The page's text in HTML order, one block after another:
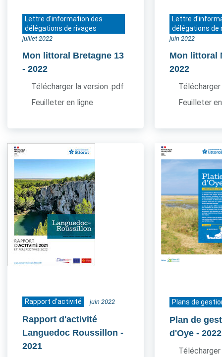
Lettre d'information des
délégations de rivages
juillet 2022
Mon littoral Bretagne 13
- 2022
Télécharger la version .pdf
Feuilleter en ligne
Lettre
délégations de
juin 2022
Mon littoral
2022
Feuilleter
Rapport d'activité juin 2022
Rapport d'activité
Languedoc Roussillon -
2021
Plans de
Plan de
d'Oye - 2022